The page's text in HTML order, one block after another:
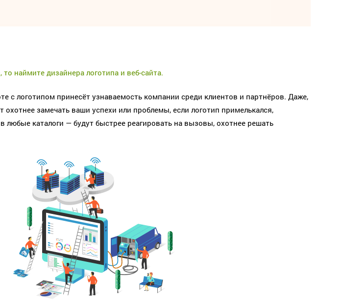
наймите дизайнера логотипа и веб-сайта.
с логотипом принесёт узнаваемость компании среди клиентов и партнёров. Даже,
охотнее замечать ваши успехи или проблемы, если логотип примелькался,
любые каталоги — будут быстрее реагировать на вызовы, охотнее решать